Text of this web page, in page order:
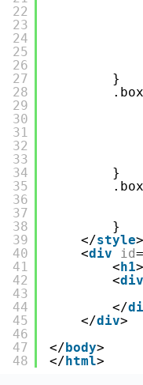
22
23
24
25
26
27
28
29
30
31
32
33
34
35
36
37
38
39
40
41
42
43
44
45
46
47
48
}
}
}
</style>
<div id=
<h1
<div
</
</div>
</body>
</html>